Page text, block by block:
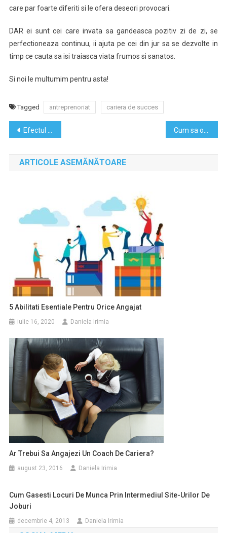
care par foarte diferiti si le ofera deseori provocari.
DAR ei sunt cei care invata sa gandeasca pozitiv zi de zi, se
perfectioneaza continuu, ii ajuta pe cei din jur sa se dezvolte in
timp ce cauta sa isi traiasca viata frumos si sanatos.
Si noi le multumim pentru asta!
Tagged antreprenoriat cariera de succes
Navigare
în
articole
Efectul socului emotional in declansarea bolii
ARTICOLE ASEMĂNĂTOARE
5 Abilitati Esentiale Pentru Orice Angajat
iulie 16, 2020 Daniela Irimia
Ar Trebui Sa Angajezi Un Coach De Cariera?
august 23, 2016 Daniela Irimia
Cum Gasesti Locuri De Munca Prin Intermediul Site-Urilor De
Joburi
decembrie 4, 2013 Daniela Irimia